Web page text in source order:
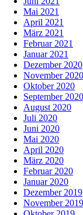
Mai 2021
April 2021
März 2021
Februar 2021
Januar 2021
Dezember 2020
November 2020
Oktober 2020
September 2020
August 2020
Juli 2020
Juni 2020
Mai 2020
April 2020
März 2020
Februar 2020
Januar 2020
Dezember 2019
November 2019